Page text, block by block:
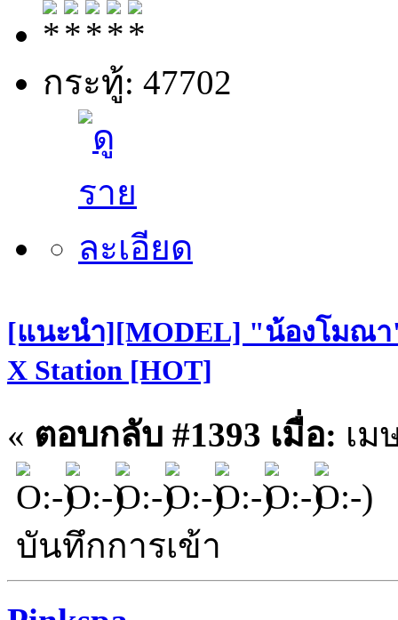
กระทู้: 47702
[แนะนำ][MODEL] "น้องโมณา
X Station [HOT]
« ตอบกลับ #1393 เมื่อ: เม
บันทึกการเข้า